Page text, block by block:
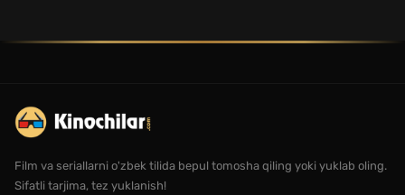
Film va seriallarni o'zbek tilida bepul tomosha qiling yoki yuklab oling.
Sifatli tarjima, tez yuklanish!